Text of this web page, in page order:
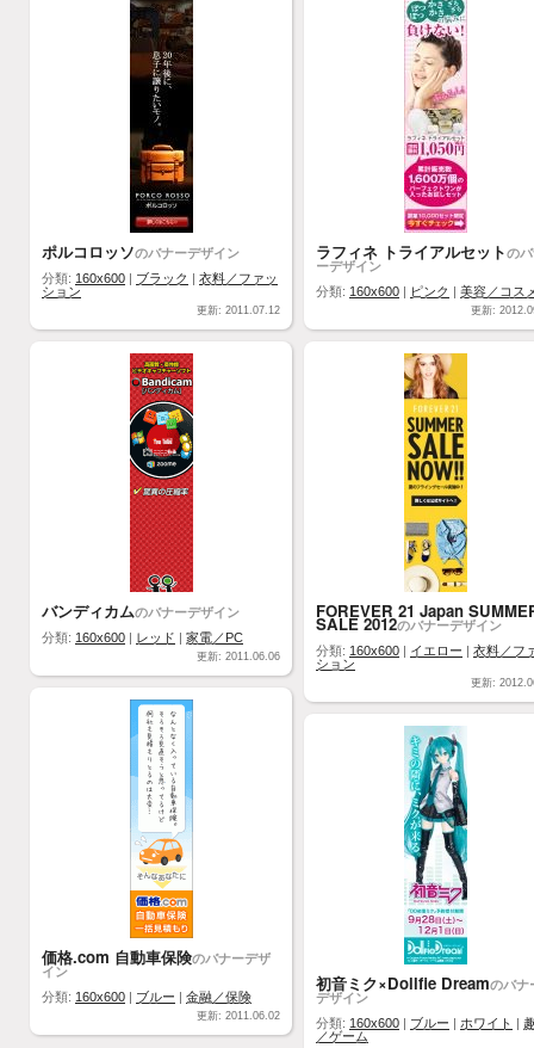
ポルコロッソのバナーデザイン
分類: 160x600 | ブラック | 衣料／ファッ
ション
更新: 2011.07.12
ラフィネ トライアルセットの
ーデザイン
分類: 160x600 | ピンク | 美容／コス
更新:
バンディカムのバナーデザイン
分類: 160x600 | レッド | 家電／PC
更新: 2011.06.06
FOREVER 21 Japan
SALE 2012のバナーデザイン
分類: 160x600 | イエロー | 衣料／フ
ション
更新:
価格.com 自動車保険のバナーデザ
イン
分類: 160x600 | ブルー | 金融／保険
更新: 2011.06.02
初音ミク×Dollfie Dreamのバナ
デザイン
分類: 160x600 | ブルー | ホワイト |
／ゲーム